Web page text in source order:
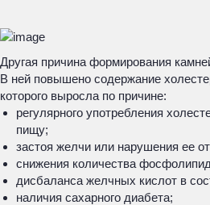
Другая причина формирования
В ней повышено содержание
которого выросла по причине:
регулярного употребления
пищу;
застоя желчи или нарушения ее
снижения количества
дисбаланса желчных кислот в
наличия сахарного диабета;